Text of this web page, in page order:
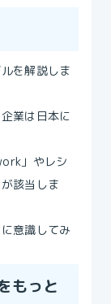
を解説しま
業は日本に
」やレシ
該当しま
意識してみ
もっと